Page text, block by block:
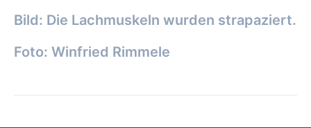
Bild: Die Lachmuskeln wurden strapaziert.
Foto: Winfried Rimmele